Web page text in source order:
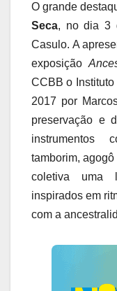
O grande
Seca, no dia 3
Casulo. A
exposição
CCBB o
2017 por
preservação e
instrumentos
tamborim,
coletiva uma
inspirados em
com a